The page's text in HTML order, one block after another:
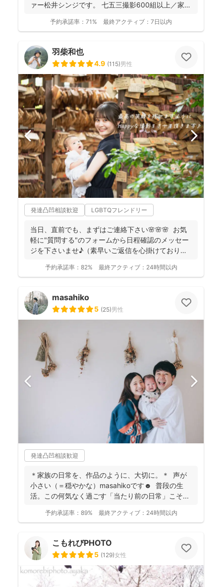
ァー松井シンジです。 七五三撮影600組以上／家
予約承諾率： 71% 最終アクティブ： 7日以内
羽柴和也
4.9 (115)男性
発達凸凹相談歓迎 LGBTQフレンドリー
当日、直前でも、まずはご連絡下さい🌸🌸🌸 お気
軽に"質問する"のフォームから日程確認のメッセー
ジを下さいませ♪（素早いご返信を心掛けておりま
予約承諾率： 82% 最終アクティブ： 24時間以内
masahiko
5 (25)男性
発達凸凹相談歓迎
＊家族の日常を、作品のように、大切に。＊ 声が
小さい（＝穏やかな）masahikoです☻ 普段の生
活。この何気なく過ごす「当たり前の日常」こそ...
予約承諾率： 89% 最終アクティブ： 24時間以内
こもれびPHOTO
5 (129)女性